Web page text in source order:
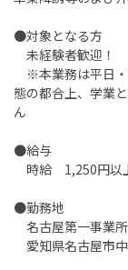
●対象となる方
未経験者歓迎！
※本業務は平日・
態の都合上、学業
ん
●給与
時給 1,250円以
●勤務地
名古屋第一事業所
愛知県名古屋市